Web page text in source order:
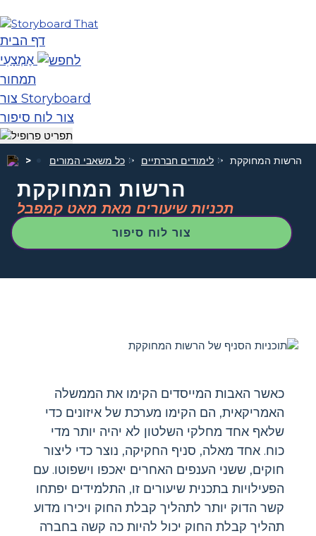
דף הבית
אֶמְצָעִי
תמחור
צור Storyboard
צור לוח סיפור
כל משאבי המורים לימודים חברתיים הרשות המחוקקת
הרשות המחוקקת
תכניות שיעורים מאת מאט קמפבל
צור לוח סיפור
כאשר האבות המייסדים הקימו את הממשלה
האמריקאית, הם הקימו מערכת של איזונים כדי
שלאף אחד מחלקי השלטון לא יהיה יותר מדי
כוח. אחד מאלה, סניף החקיקה, נוצר כדי ליצור
חוקים, ששני הענפים האחרים יאכפו וישפוטו. עם
הפעילויות בתכנית שיעורים זו, התלמידים יפתחו
קשר הדוק יותר לתהליך קבלת החוק ויכירו מדוע
תהליך קבלת החוק יכול להיות כה קשה בחברה